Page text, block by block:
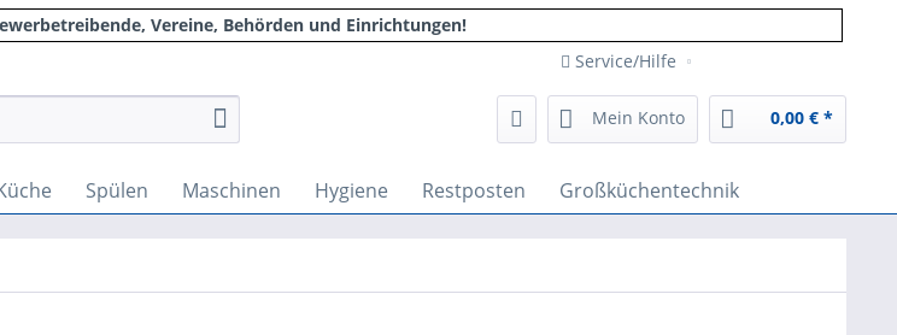
Vereine, Behörden und Einrichtungen!
Service/Hilfe
Mein Konto 0,00 € *
Spülen Maschinen Hygiene Restposten Großküchentechnik